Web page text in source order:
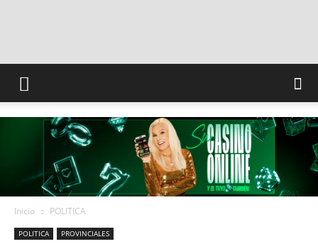
INFO
CONQUISTADORES
Inicio POLITICA
POLITICA PROVINCIALES